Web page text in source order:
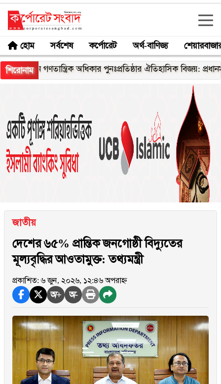
হোম সর্বশেষ কর্পোরেট অর্থ-বাণিজ্য
শিরোনামঅধিকার পুনঃপ্রতিষ্ঠার ঐতিহাসিক বিজয়: প্রধানমন্ত্রী ৫
জাতীয়
দেশের ৬৫% প্রান্তিক জনগোষ্ঠী বিদ্যুতের
মূল্যবৃদ্ধির আওতামুক্ত: তথ্যমন্ত্রী
প্রকাশিত: ৬ জুন, ২০২৬, ১২:৪৬ অপরাহ্ন
অ+ অ-